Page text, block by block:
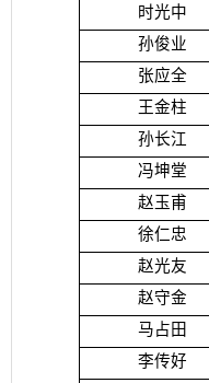
时光中
孙俊业
张应全
王金柱
孙长江
冯坤堂
赵玉甫
徐仁忠
赵光友
赵守金
马占田
李传好